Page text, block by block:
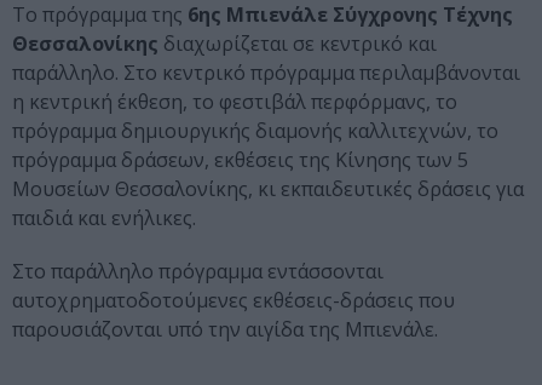
Το πρόγραμμα της 6ης Μπιενάλε Σύγχρονης Τέχνης
Θεσσαλονίκης διαχωρίζεται σε κεντρικό και
παράλληλο. Στο κεντρικό πρόγραμμα περιλαμβάνονται
η κεντρική έκθεση, το φεστιβάλ περφόρμανς, το
πρόγραµµα δηµιουργικής διαµονής καλλιτεχνών, το
πρόγραμμα δράσεων, εκθέσεις της Κίνησης των 5
Μουσείων Θεσσαλονίκης, κι εκπαιδευτικές δράσεις για
παιδιά και ενήλικες.
Στο παράλληλο πρόγραµµα εντάσσονται
αυτοχρηµατοδοτούµενες εκθέσεις-δράσεις που
παρουσιάζονται υπό την αιγίδα της Μπιενάλε.